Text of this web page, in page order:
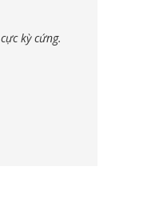
kỳ cứng.